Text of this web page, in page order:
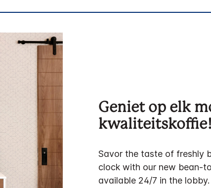
Geniet op elk
kwaliteitskoffie!
Savor the taste of freshly
clock with our new bean-
available 24/7 in the